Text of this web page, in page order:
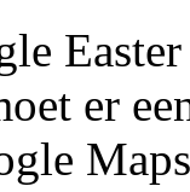
er